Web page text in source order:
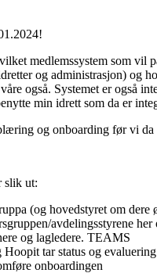
medlemssystem som vil
og administrasjon) og
også. Systemet er også
min idrett som da er
og onboarding før vi
slik ut:
(og hovedstyret om dere
avdelingsstyrene
og lagledere. TEAMS
tar status og
onboardingen